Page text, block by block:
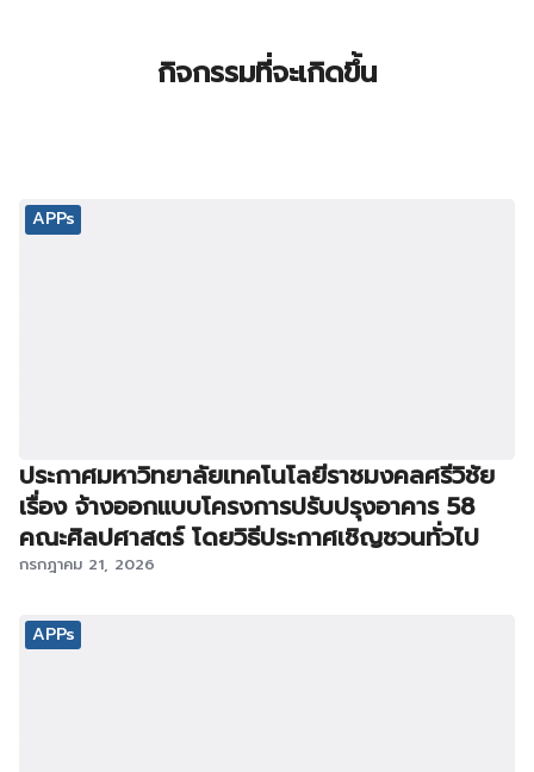
กิจกรรมที่จะเกิดขึ้น
APPs
ประกาศมหาวิทยาลัยเทคโนโลยีราชมงคลศรีวิชัย
เรื่อง จ้างออกแบบโครงการปรับปรุงอาคาร 58
คณะศิลปศาสตร์ โดยวิธีประกาศเชิญชวนทั่วไป
กรกฎาคม 21, 2026
APPs